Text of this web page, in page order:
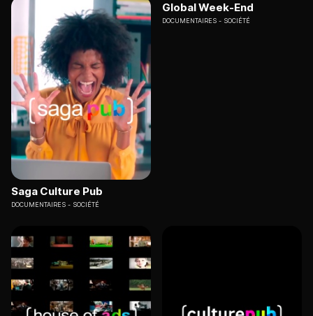
Saga Culture Pub
DOCUMENTAIRES SOCIÉTÉ
Global Week-End
DOCUMENTAIRES SOCIÉTÉ